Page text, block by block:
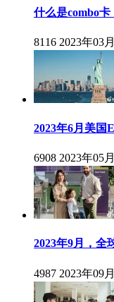
什么是combo
8116 2023年03
2023年6月美国
6908 2023年05
2023年9月，全
4987 2023年09